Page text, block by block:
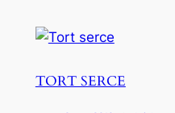
TORT SERCE